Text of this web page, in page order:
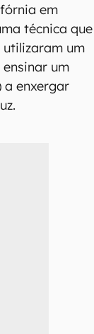
em
técnica que
utilizaram um
um
enxergar